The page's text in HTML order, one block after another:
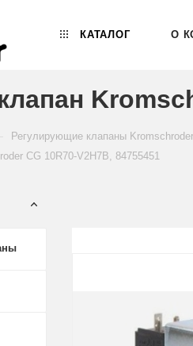
КАТАЛОГ О
Регулирующие клапаны Kromschroder
CG 10R70-V2H7B, 84755451